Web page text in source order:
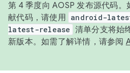
第 4 季度向 AOSP 发布源代码
献代码，请使用 android-
latest-release 清单分支将始
新版本。如需了解详情，请参阅